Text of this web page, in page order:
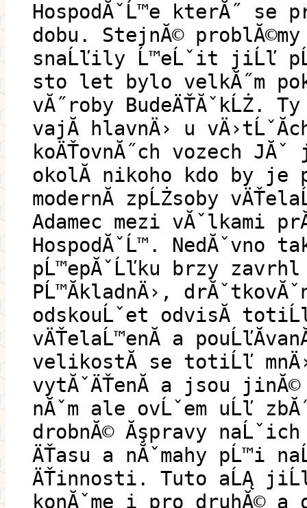
HospodĂˇĹ™e kterĂ˝ se
dobu. StejnĂ©
snaĹľily Ĺ™eĹˇit jiĹľ
sto let bylo velkĂ˝m
vĂ˝roby BudeÄŤĂˇkĹŻ.
vajĂ­ hlavnÄ› u
koÄŤovnĂ˝ch vozech
okolĂ­ nikoho kdo by je
modernĂ­ zpĹŻsoby
Adamec mezi vĂˇlkami
HospodĂˇĹ™. NedĂˇvno
pĹ™epĂˇĹľku brzy
PĹ™Ă­kladnÄ›,
odskouĹˇet odvisĂ­
vÄŤelaĹ™enĂ­ a
velikostĂ­ se totiĹľ
vytĂˇÄŤenĂ­ a jsou
nĂˇm ale ovĹˇem uĹľ
drobnĂ© Ăşpravy naĹˇich
ÄŤasu a nĂˇmahy pĹ™i
ÄŤinnosti. Tuto aĹĄ jiĹľ
konĂˇme i pro druhĂ© a